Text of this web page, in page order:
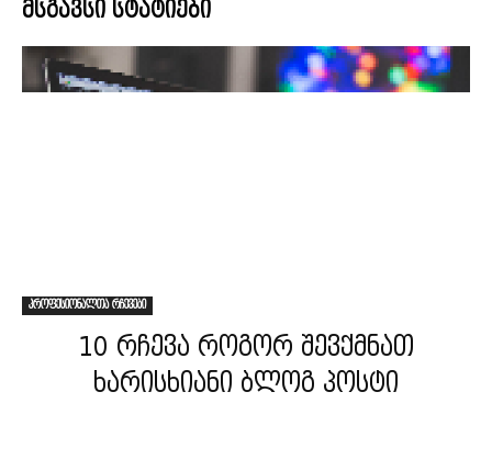
მსგავსი სტატიები
პროფესიონალთა რჩევები
10 რჩევა როგორ შევქმნათ
ხარისხიანი ბლოგ პოსტი